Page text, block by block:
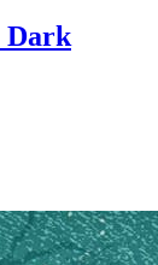
Dark